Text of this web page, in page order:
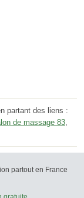
partant des liens :
de massage 83
partout en France